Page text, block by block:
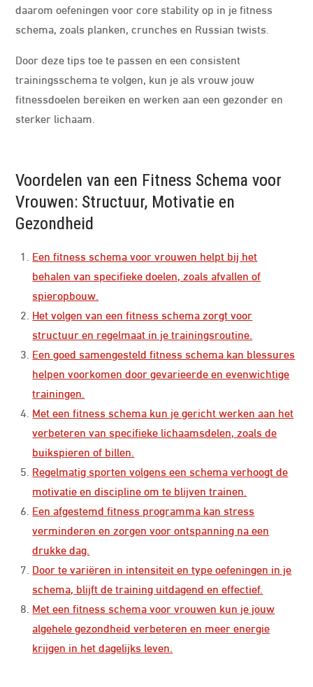
daarom oefeningen voor core stability op in je fitness
schema, zoals planken, crunches en Russian twists.
Door deze tips toe te passen en een consistent
trainingsschema te volgen, kun je als vrouw jouw
fitnessdoelen bereiken en werken aan een gezonder en
sterker lichaam.
Voordelen van een Fitness Schema voor
Vrouwen: Structuur, Motivatie en
Gezondheid
Een fitness schema voor vrouwen helpt bij het
behalen van specifieke doelen, zoals afvallen of
spieropbouw.
Het volgen van een fitness schema zorgt voor
structuur en regelmaat in je trainingsroutine.
Een goed samengesteld fitness schema kan blessures
helpen voorkomen door gevarieerde en evenwichtige
trainingen.
Met een fitness schema kun je gericht werken aan het
verbeteren van specifieke lichaamsdelen, zoals de
buikspieren of billen.
Regelmatig sporten volgens een schema verhoogt de
motivatie en discipline om te blijven trainen.
Een afgestemd fitness programma kan stress
verminderen en zorgen voor ontspanning na een
drukke dag.
Door te variëren in intensiteit en type oefeningen in je
schema, blijft de training uitdagend en effectief.
Met een fitness schema voor vrouwen kun je jouw
algehele gezondheid verbeteren en meer energie
krijgen in het dagelijks leven.